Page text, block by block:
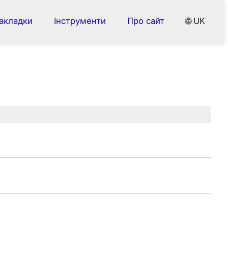
Інструменти Про сайт 🌐 UK